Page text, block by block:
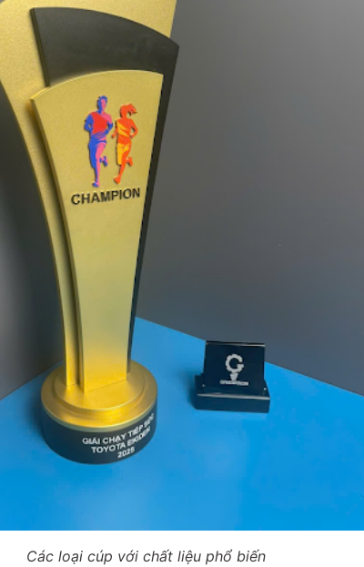
Các loại cúp với chất liệu phổ biến